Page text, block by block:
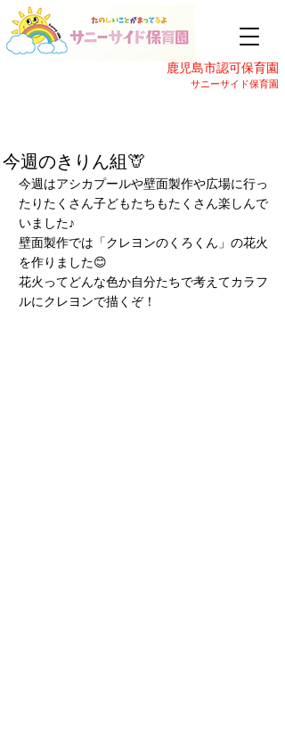
鹿児島市認可保育園
サニーサイド保育園
今週のきりん組🦒
今週はアシカプールや壁面製作や広場に行っ
たりたくさん子どもたちもたくさん楽しんで
いました♪
壁面製作では「クレヨンのくろくん」の花火
を作りました😊
花火ってどんな色か自分たちで考えてカラフ
ルにクレヨンで描くぞ！